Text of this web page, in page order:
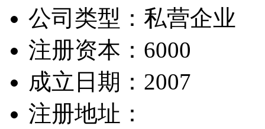
公司类型： 私营企业
注册资本： 6000
成立日期： 2007
注册地址：